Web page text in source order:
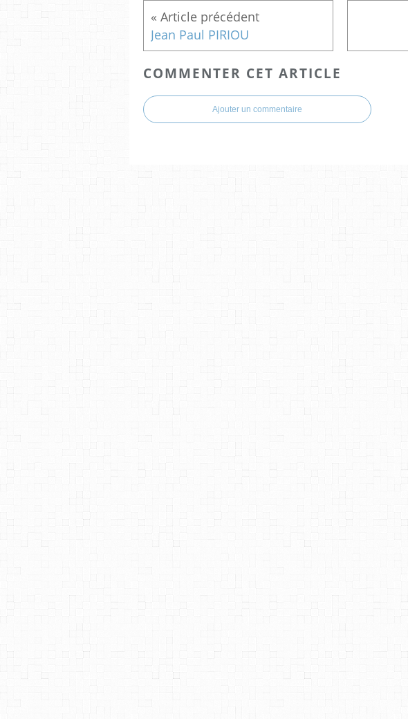
Jean Paul PIRIOU
COMMENTER CET ARTICLE
Ajouter un commentaire